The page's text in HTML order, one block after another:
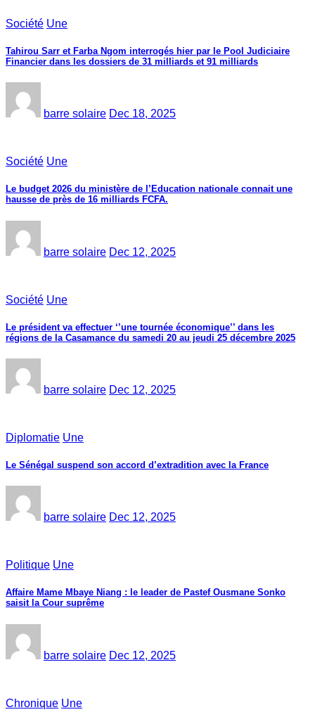
Société Une
Tahirou Sarr et Farba Ngom interrogés hier par le Pool Judiciaire
Financier dans les dossiers de 31 milliards et 91 milliards
barre solaire Dec 18, 2025
Société Une
Le budget 2026 du ministère de l’Education nationale connait une
hausse de près de 16 milliards FCFA.
barre solaire Dec 12, 2025
Société Une
Le président va effectuer ‘’une tournée économique’’ dans les
régions de la Casamance du samedi 20 au jeudi 25 décembre 2025
barre solaire Dec 12, 2025
Diplomatie Une
Le Sénégal suspend son accord d’extradition avec la France
barre solaire Dec 12, 2025
Politique Une
Affaire Mame Mbaye Niang : le leader de Pastef Ousmane Sonko
saisit la Cour suprême
barre solaire Dec 12, 2025
Chronique Une